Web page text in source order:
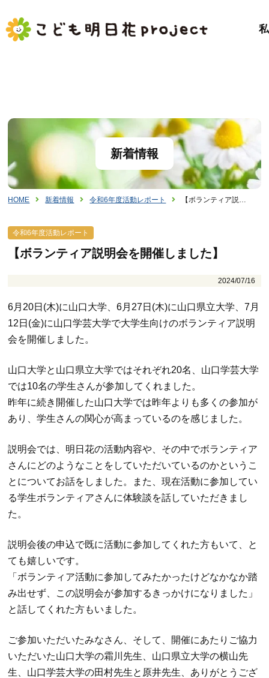
新着情報
HOME 新着情報 令和6年度活動レポート 【ボランティア説…
令和6年度活動レポート
【ボランティア説明会を開催しました】
2024/07/16
6月20日(木)に山口大学、6月27日(木)に山口県立大学、7月
12日(金)に山口学芸大学で大学生向けのボランティア説明
会を開催しました。
山口大学と山口県立大学ではそれぞれ20名、山口学芸大学
では10名の学生さんが参加してくれました。
昨年に続き開催した山口大学では昨年よりも多くの参加が
あり、学生さんの関心が高まっているのを感じました。
説明会では、明日花の活動内容や、その中でボランティア
さんにどのようなことをしていただいているのかというこ
とについてお話をしました。また、現在活動に参加してい
る学生ボランティアさんに体験談を話していただきまし
た。
説明会後の申込で既に活動に参加してくれた方もいて、と
ても嬉しいです。
「ボランティア活動に参加してみたかったけどなかなか踏
み出せず、この説明会が参加するきっかけになりました」
と話してくれた方もいました。
ご参加いただいたみなさん、そして、開催にあたりご協力
いただいた山口大学の霜川先生、山口県立大学の横山先
生、山口学芸大学の田村先生と原井先生、ありがとうござ